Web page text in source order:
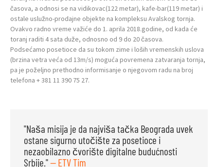
časova, a odnosi se na vidikovac(122 metar), kafe-bar(119 metar) i
ostale uslužno-prodajne objekte na kompleksu Avalskog tornja.
Ovakvo radno vreme važiće do 1. aprila 2018.godine, od kada će
toranj raditi 4 sata duže, odnosno od 9 do 20 časova.
Podsećamo posetioce da su tokom zime i loših vremenskih uslova
(brzina vetra veća od 13m/s) moguća povremena zatvaranja tornja,
pa je poželjno prethodno informisanje o njegovom radu na broj
telefona + 381 11 390 75 27.
"Naša misija je da najviša tačka Beograda uvek
ostane sigurno utočište za posetioce i
nezaobilazno čvorište digitalne budućnosti
Srbije."— ETV Tim